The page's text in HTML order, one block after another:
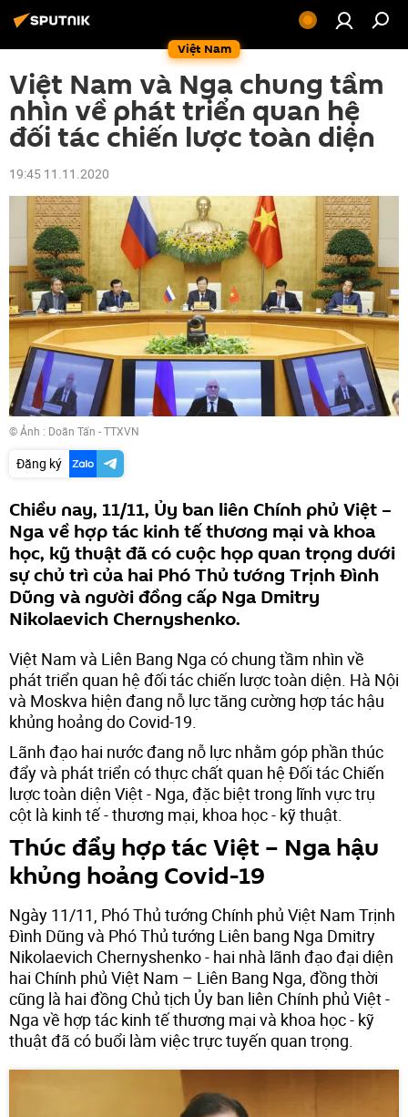
Việt Nam
Việt Nam và Nga chung tầm
nhìn về phát triển quan hệ
đối tác chiến lược toàn diện
19:45 11.11.2020
© Ảnh : Doãn Tấn - TTXVN
Đăng ký
Chiều nay, 11/11, Ủy ban liên Chính phủ Việt –
Nga về hợp tác kinh tế thương mại và khoa
học, kỹ thuật đã có cuộc họp quan trọng dưới
sự chủ trì của hai Phó Thủ tướng Trịnh Đình
Dũng và người đồng cấp Nga Dmitry
Nikolaevich Chernyshenko.
Việt Nam và Liên Bang Nga có chung tầm nhìn về
phát triển quan hệ đối tác chiến lược toàn diện. Hà Nội
và Moskva hiện đang nỗ lực tăng cường hợp tác hậu
khủng hoảng do Covid-19.
Lãnh đạo hai nước đang nỗ lực nhằm góp phần thúc
đẩy và phát triển có thực chất quan hệ Đối tác Chiến
lược toàn diện Việt - Nga, đặc biệt trong lĩnh vực trụ
cột là kinh tế - thương mại, khoa học - kỹ thuật.
Thúc đẩy hợp tác Việt – Nga hậu
khủng hoảng Covid-19
Ngày 11/11, Phó Thủ tướng Chính phủ Việt Nam Trịnh
Đình Dũng và Phó Thủ tướng Liên bang Nga Dmitry
Nikolaevich Chernyshenko - hai nhà lãnh đạo đại diện
hai Chính phủ Việt Nam – Liên Bang Nga, đồng thời
cũng là hai đồng Chủ tịch Ủy ban liên Chính phủ Việt -
Nga về hợp tác kinh tế thương mại và khoa học - kỹ
thuật đã có buổi làm việc trực tuyến quan trọng.